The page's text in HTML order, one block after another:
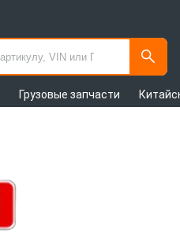
Грузовые запчасти